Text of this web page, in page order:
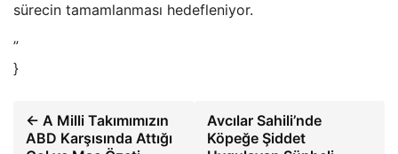
sürecin tamamlanması hedefleniyor.
”
}
← A Milli Takımımızın
ABD Karşısında Attığı
Avcılar Sahili’nde
Köpeğe Şiddet